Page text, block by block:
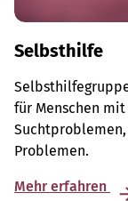
Selbsthilfe
für Menschen
Problemen.
Mehr erfahren